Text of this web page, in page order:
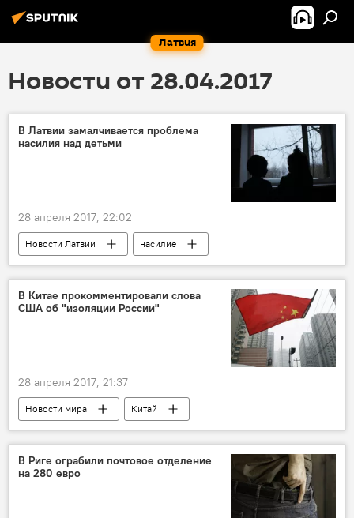
Латвия
Новости от 28.04.2017
В Латвии замалчивается проблема
насилия над детьми
28 апреля 2017, 22:02
Новости Латвии насилие
В Китае прокомментировали слова
США об "изоляции России"
28 апреля 2017, 21:37
Новости мира Китай
В Риге ограбили почтовое отделение
на 280 евро